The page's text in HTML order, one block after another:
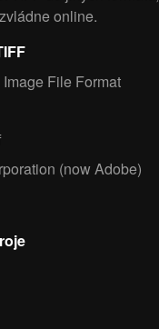
online.
File Format
(now Adobe)